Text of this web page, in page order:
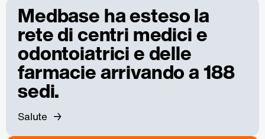
Medbase ha esteso la
rete di centri medici e
odontoiatrici e delle
farmacie arrivando a 188
sedi.
Salute